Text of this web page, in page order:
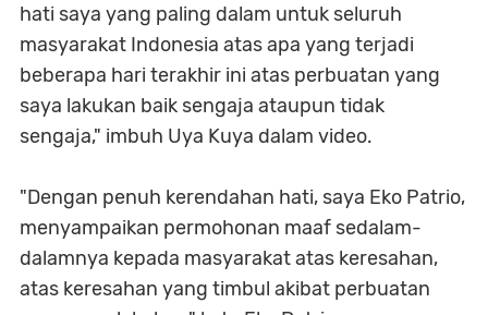
hati saya yang paling dalam untuk seluruh
masyarakat Indonesia atas apa yang terjadi
beberapa hari terakhir ini atas perbuatan yang
saya lakukan baik sengaja ataupun tidak
sengaja," imbuh Uya Kuya dalam video.
"Dengan penuh kerendahan hati, saya Eko Patrio,
menyampaikan permohonan maaf sedalam-
dalamnya kepada masyarakat atas keresahan,
atas keresahan yang timbul akibat perbuatan